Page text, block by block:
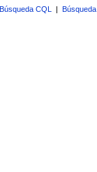
Búsqueda CQL